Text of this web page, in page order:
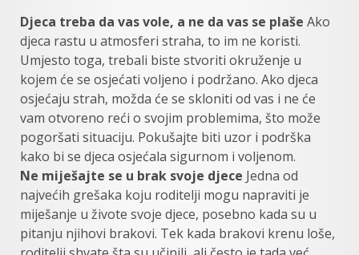
Djeca treba da vas vole, a ne da vas se plaše Ako
djeca rastu u atmosferi straha, to im ne koristi.
Umjesto toga, trebali biste stvoriti okruženje u
kojem će se osjećati voljeno i podržano. Ako djeca
osjećaju strah, možda će se skloniti od vas i ne će
vam otvoreno reći o svojim problemima, što može
pogoršati situaciju. Pokušajte biti uzor i podrška
kako bi se djeca osjećala sigurnom i voljenom.
Ne miješajte se u brak svoje djece Jedna od
najvećih grešaka koju roditelji mogu napraviti je
miješanje u živote svoje djece, posebno kada su u
pitanju njihovi brakovi. Tek kada brakovi krenu loše,